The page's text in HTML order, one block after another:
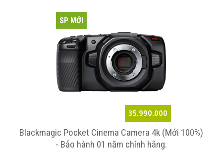
35.990.000
SP MỚI
Blackmagic Pocket Cinema Camera 4k (Mới 100%)
- Bảo hành 01 năm chính hãng.